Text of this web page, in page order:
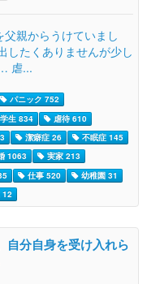
親からうけていまし
たくありませんが少し
虐...
パニック 752
生 834
虐待 610
潔癖症 26
不眠症 145
1063
実家 213
仕事 520
幼稚園 31
12
自分自身を受け入れら